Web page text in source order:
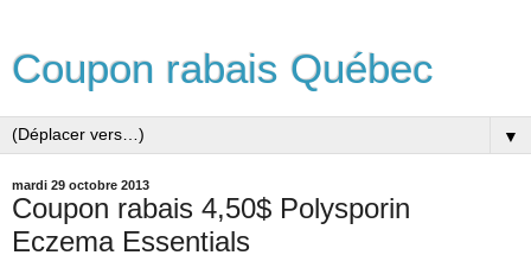
Coupon rabais Québec
▼
mardi 29 octobre 2013
Coupon rabais 4,50$ Polysporin
Eczema Essentials